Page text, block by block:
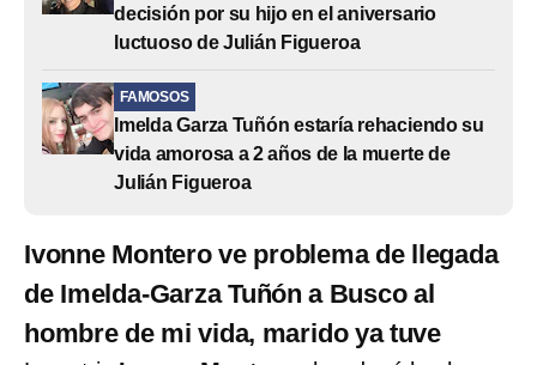
decisión por su hijo en el aniversario
luctuoso de Julián Figueroa
FAMOSOS
Imelda Garza Tuñón estaría rehaciendo su
vida amorosa a 2 años de la muerte de
Julián Figueroa
Ivonne Montero ve problema de llegada
de Imelda-Garza Tuñón a Busco al
hombre de mi vida, marido ya tuve